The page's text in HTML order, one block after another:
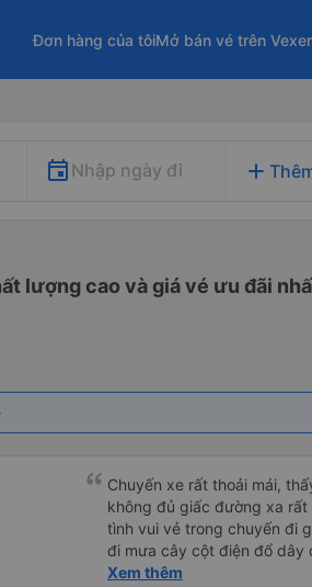
Đơn hàng của tôiMở bán vé trên
Nhập ngày đi add
lượng cao và giá vé ưu đãi
Chuyến xe rất thoải mái,
không đủ giấc đường xa
tình vui vẻ trong chuyến đi
đi mưa cây cột điện đổ dây
tài cùng nhau dựng tạm cho xe qua mà thấy nghề này khổ
Xem thêm